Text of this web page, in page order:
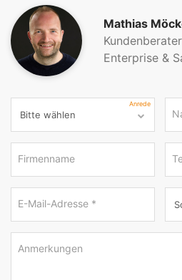
Mathias
Kundenberater
Enterprise &
Anrede
Firmenname
E-Mail-Adresse *
Anmerkungen